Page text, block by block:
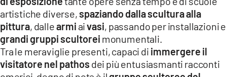
ILVIBONESE.IT
CATANZAROCHANNEL.IT
LACAPITALENEWS.IT
artistiche diverse, spaziando dalla scultura alla
pittura, dallearmi aivasi, passando per installazioni e
grandi gruppi scultorei monumentali.
Tra le meraviglie presenti, capaci di immergere il
visitatore nel pathos dei più entusiasmanti racconti